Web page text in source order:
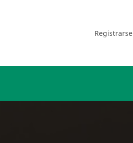
Registrarse